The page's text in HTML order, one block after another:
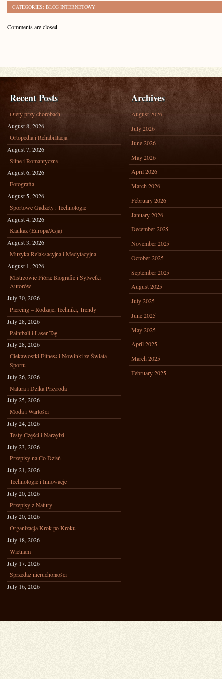
CATEGORIES: BLOG INTERNETOWY
Comments are closed.
Recent Posts
Diety przy chorobach
August 8, 2026
Ortopedia i Rehabilitacja
August 7, 2026
Silne i Romantyczne
August 6, 2026
Fotografia
August 5, 2026
Sportowe Gadżety i Technologie
August 4, 2026
Kaukaz (Europa/Azja)
August 3, 2026
Muzyka Relaksacyjna i Medytacyjna
August 1, 2026
Mistrzowie Pióra: Biografie i Sylwetki
Autorów
July 30, 2026
Piercing – Rodzaje, Techniki, Trendy
July 28, 2026
Paintball i Laser Tag
July 28, 2026
Ciekawostki Fitness i Nowinki ze Świata
Sportu
July 26, 2026
Natura i Dzika Przyroda
July 25, 2026
Moda i Wartości
July 24, 2026
Testy Części i Narzędzi
July 23, 2026
Przepisy na Co Dzień
July 21, 2026
Technologie i Innowacje
July 20, 2026
Przepisy z Natury
July 20, 2026
Organizacja Krok po Kroku
July 18, 2026
Wietnam
July 17, 2026
Sprzedaż nieruchomości
July 16, 2026
Archives
August 2026
July 2026
June 2026
May 2026
April 2026
March 2026
February 2026
January 2026
December 2025
November 2025
October 2025
September 2025
August 2025
July 2025
June 2025
May 2025
April 2025
March 2025
February 2025